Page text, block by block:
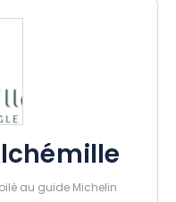
au guide Michelin